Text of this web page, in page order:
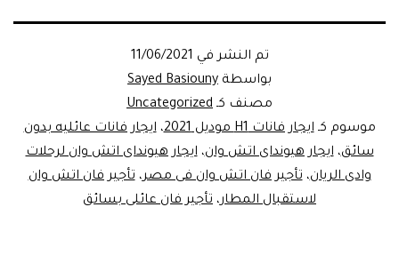
تم النشر في 11/06/2021
بواسطة Sayed Basiouny
مصنف كـ Uncategorized
موسوم كـايجار فانات H1 موديل 2021 ،ايجار فانات عائليه بدون
سائق،ايجار هيونداى اتش وان،ايجار هيونداى اتش وان لرحلات
وادى الريان،تأجير فان اتش وان فى مصر،تأجير فان اتش وان
لاستقبال المطار، تأجير فان عائلى بسائق